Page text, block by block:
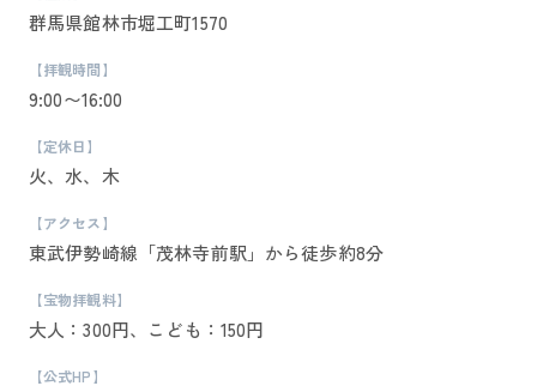
群馬県館林市堀工町1570
【拝観時間】
9:00〜16:00
【定休日】
火、水、木
【アクセス】
東武伊勢崎線「茂林寺前駅」から徒歩約8分
【宝物拝観料】
大人：300円、こども：150円
【公式HP】